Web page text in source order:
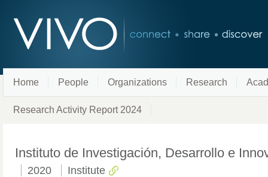
Home People Organizations Research
Research Activity Report 2024
Instituto de Investigación, Desarrollo e
2020 Institute